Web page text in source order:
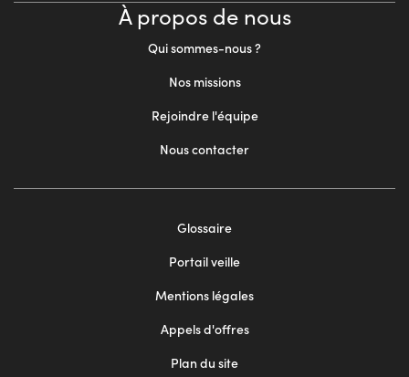
À propos de nous
Qui sommes-nous ?
Nos missions
Rejoindre l'équipe
Nous contacter
Glossaire
Portail veille
Mentions légales
Appels d'offres
Plan du site